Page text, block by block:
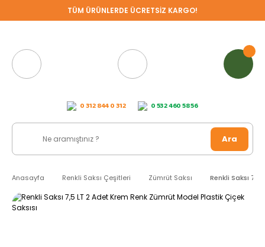
TÜM ÜRÜNLERDE ÜCRETSİZ KARGO!
0 312 844 0 312 0 532 460 58 56
Ara
Anasayfa Renkli Saksı Çeşitleri Zümrüt Saksı Renkli Saksı